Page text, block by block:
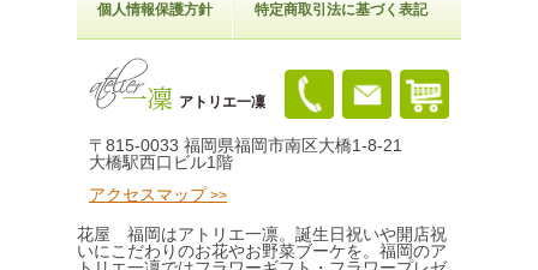
個人情報保護方針 特定商取引法に基づく表記
アトリエ一凜
〒815-0033 福岡県福岡市南区大橋1-8-21
大橋駅西口ビル1階
アクセスマップ
花屋 福岡はアトリエ一凛。誕生日祝いや開店祝
いにこだわりのお花やお野菜ブーケを。福岡のア